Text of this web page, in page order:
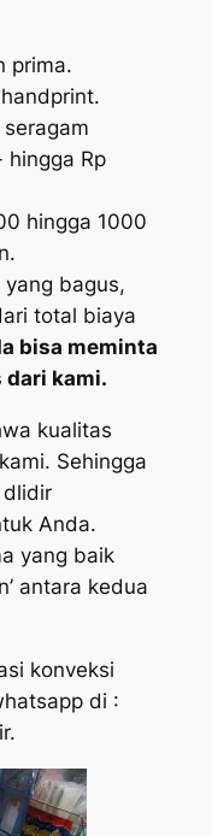
prima.
hingga Rp
hingga 1000
bagus,
total biaya
bisa meminta
dari kami.
kualitas
Sehingga
Anda.
yang baik
antara kedua
konveksi
di :